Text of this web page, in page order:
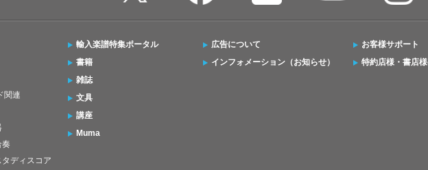
関連
奏
ディスコア
輸入楽譜特集ポータル
書籍
雑誌
文具
講座
Muma
広告について
インフォメーション（お知らせ）
お客様サポート
特約店様・書店